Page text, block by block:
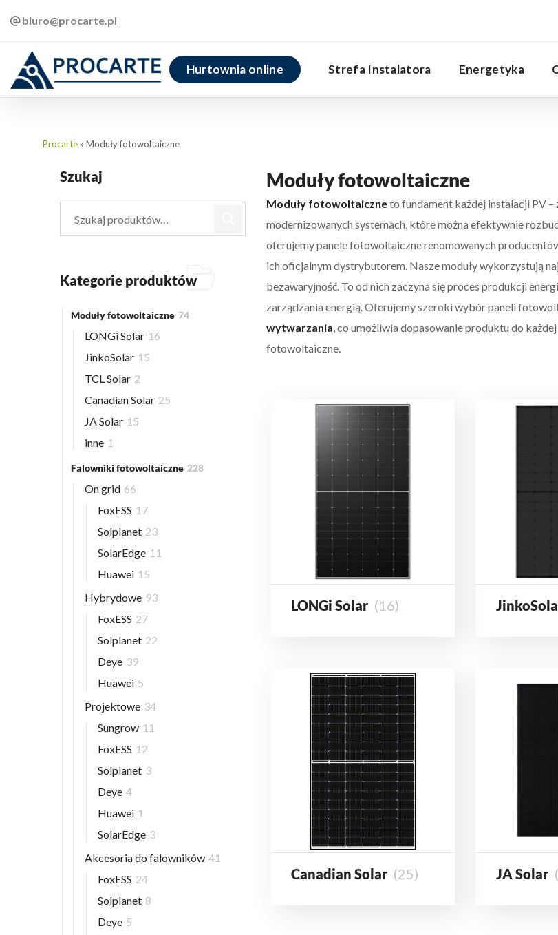
biuro@procarte.pl
Hurtownia online Strefa Instalatora Energetyka
Procarte » Moduły fotowoltaiczne
Moduły fotowoltaiczne
Moduły fotowoltaiczneto fundament każdej instalacji PV
modernizowanych systemach, które można efektywnie
oferujemy panele fotowoltaiczne renomowanych
ich oficjalnym dystrybutorem. Nasze moduły wykorzystują
bezawaryjność. To od nich zaczyna się proces produkcji
zarządzania energią. Oferujemy szeroki wybór paneli
wytwarzania, co umożliwia dopasowanie produktu do
fotowoltaiczne.
LONGi Solar (16)
Canadian Solar (25) JA Solar
Szukaj
Kategorie produktów
Moduły fotowoltaiczne 74
LONGi Solar 16
JinkoSolar 15
TCL Solar 2
Canadian Solar 25
JA Solar 15
inne 1
Falowniki fotowoltaiczne 228
On grid 66
FoxESS 17
Solplanet 23
SolarEdge 11
Huawei 15
Hybrydowe 93
FoxESS 27
Solplanet 22
Deye 39
Huawei 5
Projektowe 34
Sungrow 11
FoxESS 12
Solplanet 3
Deye 4
Huawei 1
SolarEdge 3
Akcesoria do falowników 41
FoxESS 24
Solplanet 8
Deye 5